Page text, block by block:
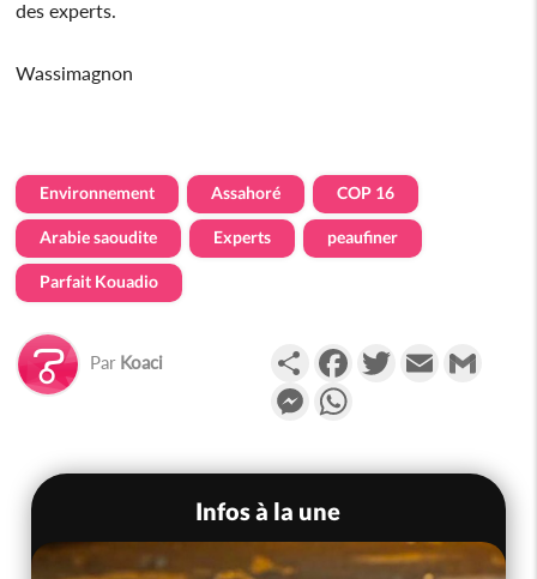
des experts.
Wassimagnon
Environnement Assahoré COP 16
Arabie saoudite Experts peaufiner
Parfait Kouadio
Par Koaci PartagerFacebookTwitterEmail
Messenger
Infos à la une